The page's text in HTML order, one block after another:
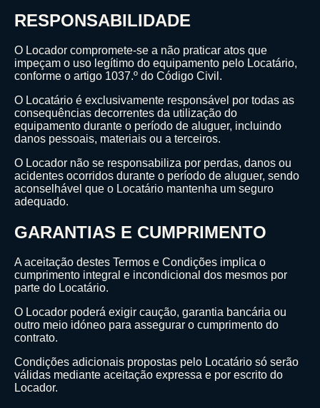
RESPONSABILIDADE
O Locador compromete-se a não praticar atos que
impeçam o uso legítimo do equipamento pelo Locatário,
conforme o artigo 1037.º do Código Civil.
O Locatário é exclusivamente responsável por todas as
consequências decorrentes da utilização do
equipamento durante o período de aluguer, incluindo
danos pessoais, materiais ou a terceiros.
O Locador não se responsabiliza por perdas, danos ou
acidentes ocorridos durante o período de aluguer, sendo
aconselhável que o Locatário mantenha um seguro
adequado.
GARANTIAS E CUMPRIMENTO
A aceitação destes Termos e Condições implica o
cumprimento integral e incondicional dos mesmos por
parte do Locatário.
O Locador poderá exigir caução, garantia bancária ou
outro meio idóneo para assegurar o cumprimento do
contrato.
Condições adicionais propostas pelo Locatário só serão
válidas mediante aceitação expressa e por escrito do
Locador.